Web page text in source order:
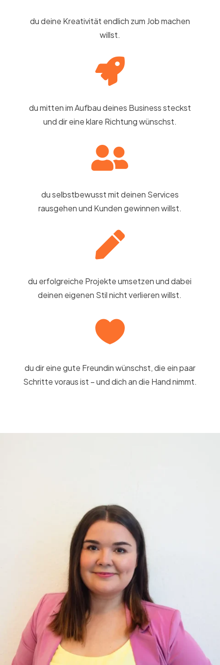
du deine Kreativität endlich zum Job machen
willst.

du mitten im Aufbau deines Business steckst
und dir eine klare Richtung wünschst.

du selbstbewusst mit deinen Services
rausgehen und Kunden gewinnen willst.

du erfolgreiche Projekte umsetzen und dabei
deinen eigenen Stil nicht verlieren willst.

du dir eine gute Freundin wünschst, die ein paar
Schritte voraus ist – und dich an die Hand nimmt.